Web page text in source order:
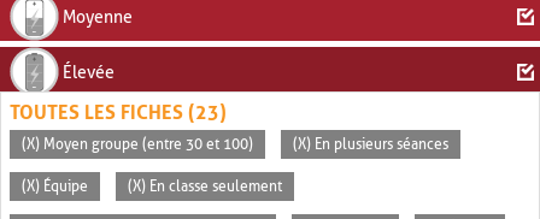
Moyenne
Élevée
TOUTES LES FICHES (23)
(X) Moyen groupe (entre 30 et 100) (X) En plusieurs séances
(X) Équipe (X) En classe seulement